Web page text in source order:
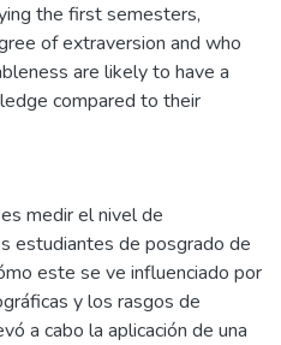
the first semesters,
of extraversion and who
are likely to have a
compared to their
medir el nivel de
estudiantes de posgrado de
este se ve influenciado por
y los rasgos de
a cabo la aplicación de una